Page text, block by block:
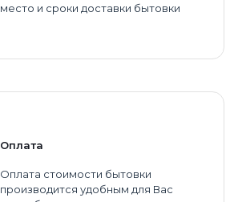
место и сроки доставки бытовки
Оплата
Оплата стоимости бытовки
производится удобным для Вас